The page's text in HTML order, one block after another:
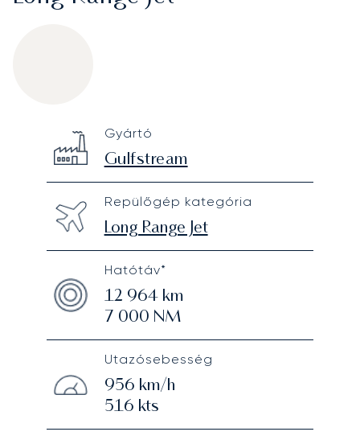
Technical specifications
Gyártó
Gulfstream
Repülőgép kategória
Long Range Jet
Hatótáv*
12 964km
7 000 NM
Utazósebesség
956 km/h
516 kts